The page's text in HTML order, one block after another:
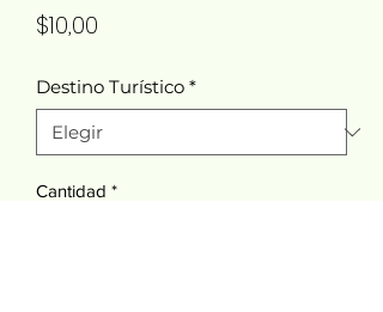
$10,00
Destino Turístico *
Cantidad *